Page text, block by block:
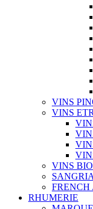
VINS
VINS
VINS BIO
SANGRIA
FRENCH
RHUMERIE